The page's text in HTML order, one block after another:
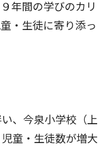
年間の学びのカリ
・生徒に寄り添っ
、今泉小学校（上
童・生徒数が増大